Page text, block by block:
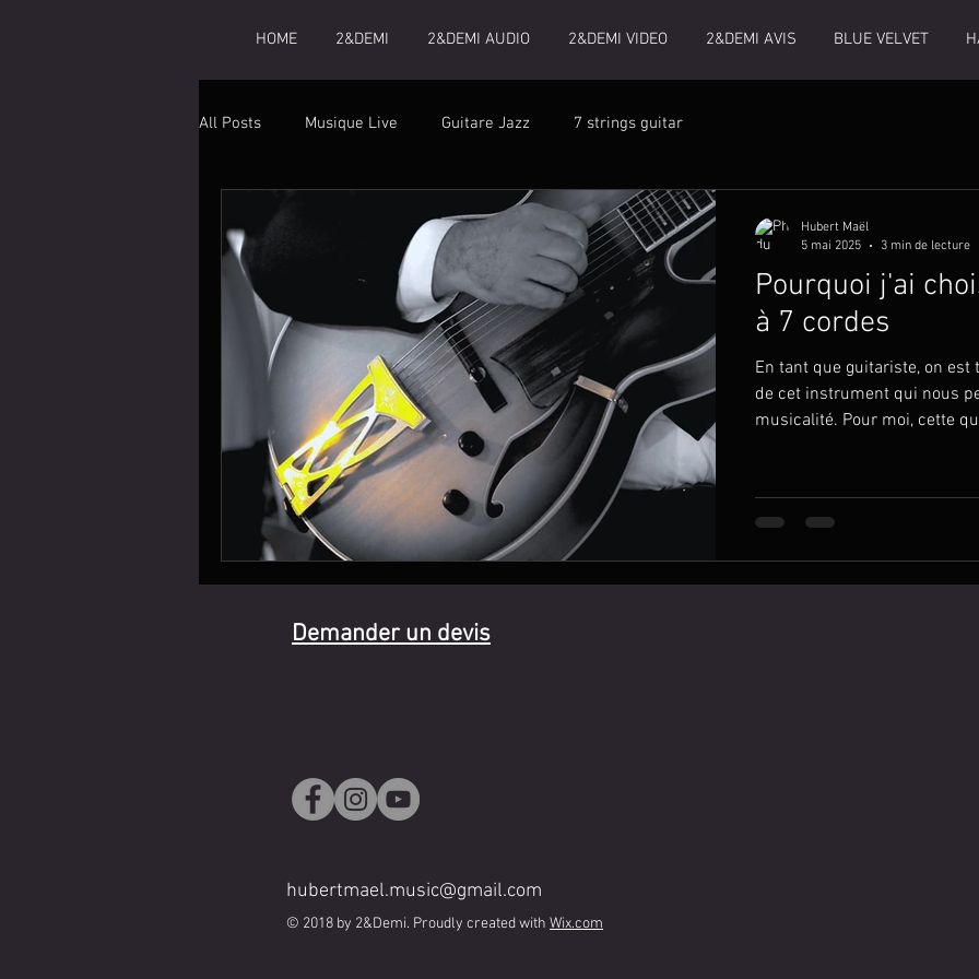
HOME 2&DEMI 2&DEMI AUDIO 2&DEMI VIDEO 2&DEMI AVIS BLUE VELVET
All Posts Musique Live Guitare Jazz 7 strings guitar
Pourquoi j'ai
à 7 cordes
En tant que guitariste, on
de cet instrument qui nous
musicalité. Pour moi, cette
et m'a ouvert de nouveaux
Hubert Maël
5 mai 2025
3 min de lecture
Demander un devis
hubertmael.music@gmail.com
© 2018 by 2&Demi. Proudly created with Wix.com